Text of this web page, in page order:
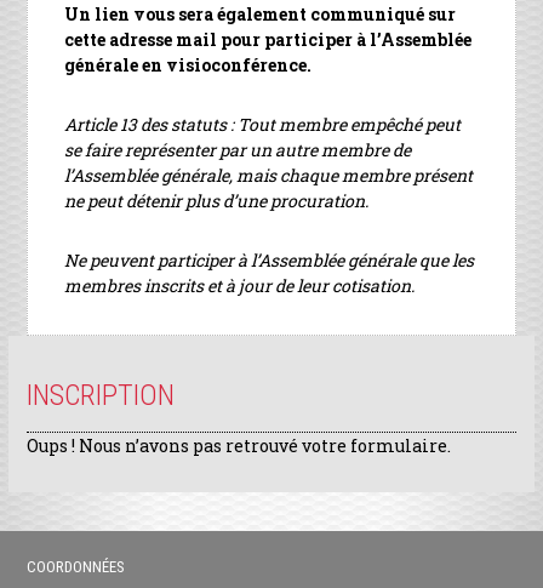
Un lien vous sera également communiqué sur
cette adresse mail pour participer à l’Assemblée
générale en visioconférence.
Article 13 des statuts : Tout membre empêché peut
se faire représenter par un autre membre de
l’Assemblée générale, mais chaque membre présent
ne peut détenir plus d’une procuration.
Ne peuvent participer à l’Assemblée générale que les
membres inscrits et à jour de leur cotisation.
INSCRIPTION
Oups ! Nous n’avons pas retrouvé votre formulaire.
COORDONNÉES